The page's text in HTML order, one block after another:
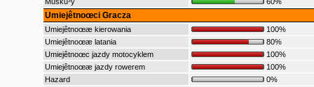
Umiejêtnoœci Gracza
Umiejêtnoœæ kierowania
100%
Umiejêtnoœæ latania
80%
Umiejêtnoœc jazdy motocyklem
100%
Umiejêtnoœæ jazdy rowerem
100%
Hazard
0%